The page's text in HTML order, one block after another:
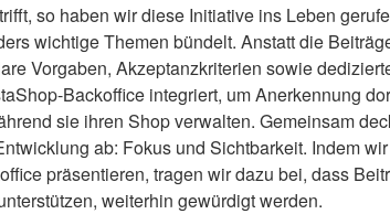
so haben wir diese Initiative ins Leben
wichtige Themen bündelt. Anstatt die
Vorgaben, Akzeptanzkriterien sowie
Backoffice integriert, um Anerkennung
sie ihren Shop verwalten. Gemeinsam
ab: Fokus und Sichtbarkeit. Indem
präsentieren, tragen wir dazu bei, dass
weiterhin gewürdigt werden.